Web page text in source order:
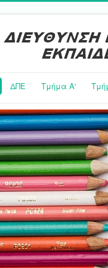
ΔΠΕ Τμήμα Α'